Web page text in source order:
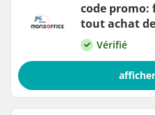
code
tout achat
Vérifié